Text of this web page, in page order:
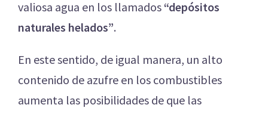
valiosa agua en los llamados“depósitos
naturales helados”.
En este sentido, de igual manera, un alto
contenido de azufre en los combustibles
aumenta las posibilidades de que las